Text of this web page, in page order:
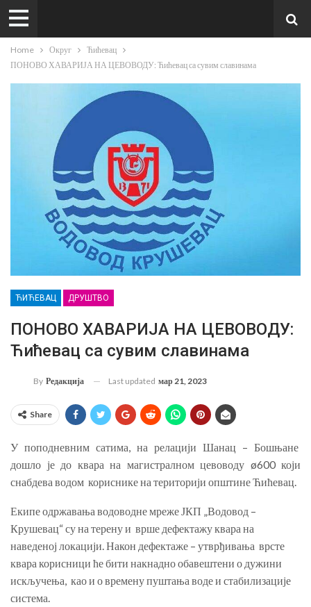
Home Округ
Ћићевац
ПОНОВО ХАВАРИЈА НА ЦЕВОВОДУ: Ћићевац са сувим славинама
ЋИЋЕВАЦ ДРУШТВО
ПОНОВО ХАВАРИЈА НА ЦЕВОВОДУ:
Ћићевац са сувим славинама
By Редакција Last updated мар 21, 2023
Share
У поподневним сатима, на релацији Шанац – Бошњане
дошло је до квара на магистралном цевоводу ø600 који
снабдева водом кориснике на територији општине Ћићевац.
Екипе одржавања водоводне мреже ЈКП „Водовод –
Крушевац“ су на терену и врше дефектажу квара на
наведеној локацији. Након дефектаже – утврђивања врсте
квара корисници ће бити накнадно обавештени о дужини
искључења, као и о времену пуштања воде и стабилизације
система.